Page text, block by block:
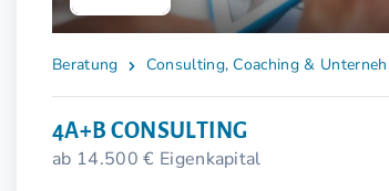
Beratung Consulting, Coaching &
4A+B CONSULTING
ab 14.500 € Eigenkapital